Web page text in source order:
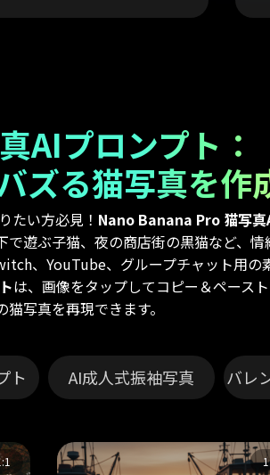
AIプロンプト：
ズる猫写真を作
たい方必見！ Nano Banana Pro 猫写真
遊ぶ子猫、夜の商店街の黒猫など、
、YouTube、グループチャット用の
は、画像をタップしてコピー＆ペース
写真を再現できます。
ト AI成人式振袖写真 バレ